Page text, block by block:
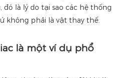
đó là lý do tại sao các hệ thống
không phải là vật thay thế.
là một ví dụ phổ